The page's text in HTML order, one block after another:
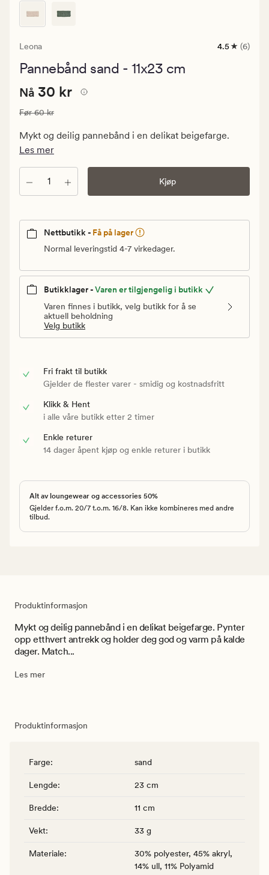
Leona
6
4.5 (6)
Pannebånd sand - 11x23 cm
Nåværende
30
kr.
Vanlig
Nåværende pris
Nå 30 kr
Vanlig pris
Før60 kr
Mykt og deilig pannebånd i en delikat beigefarge.
Les mer
Antall Kjøp
Nettbutikk - Få på lager
Normal leveringstid 4-7 virkedager.
Butikklager -Varen er tilgjengelig i butikk
Varen finnes i butikk, velg butikk for å se
aktuell beholdning
Velg butikk
Fri frakt til butikk
Gjelder de flester varer - smidig og kostnadsfritt
Klikk & Hent
i alle våre butikk etter 2 timer
Enkle returer
14 dager åpent kjøp og enkle returer i butikk
Alt av loungewear og accessories 50%
Gjelder f.o.m. 20/7 t.o.m. 16/8. Kan ikke kombineres med andre
tilbud.
Produktinformasjon
Mykt og deilig pannebånd i en delikat beigefarge. Pynter
opp etthvert antrekk og holder deg god og varm på kalde
dager. Match...
Les mer
Produktinformasjon
Farge: sand
Lengde: 23 cm
Bredde: 11 cm
Vekt: 33 g
Materiale:
30% polyester, 45% akryl,
14% ull, 11% Polyamid